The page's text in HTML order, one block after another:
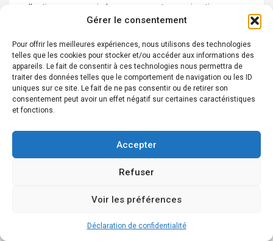
Gérer le consentement
Pour offrir les meilleures expériences, nous utilisons des technologies
telles que les cookies pour stocker et/ou accéder aux informations des
appareils. Le fait de consentir à ces technologies nous permettra de
traiter des données telles que le comportement de navigation ou les ID
uniques sur ce site. Le fait de ne pas consentir ou de retirer son
consentement peut avoir un effet négatif sur certaines caractéristiques
et fonctions.
Accepter
Refuser
Voir les préférences
Déclaration de confidentialité
collectionneurs, mais la marque reste aussi active avec
des modèles modernes qui prolongent son héritage en
performance.
Thomas
Enthousiaste des moteurs et des innovations techniques,
voitures sous toutes leurs formes.